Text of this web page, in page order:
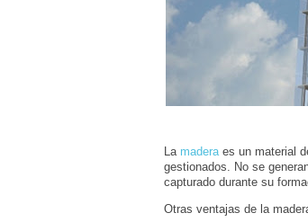
La maderaes un material
gestionados. No se
capturado durante su
Otras ventajas de la